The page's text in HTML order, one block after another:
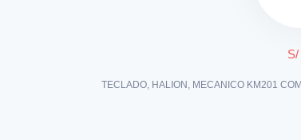
TECLADO, HALION, MECANICO KM201